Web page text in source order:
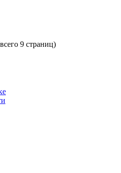
9 страниц)